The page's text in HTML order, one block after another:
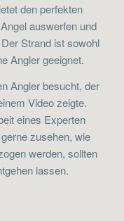
den perfekten
auswerfen und
Strand ist sowohl
Angler geeignet.
Angler besucht, der
Video zeigte.
eines Experten
zusehen, wie
werden, sollten
lassen.